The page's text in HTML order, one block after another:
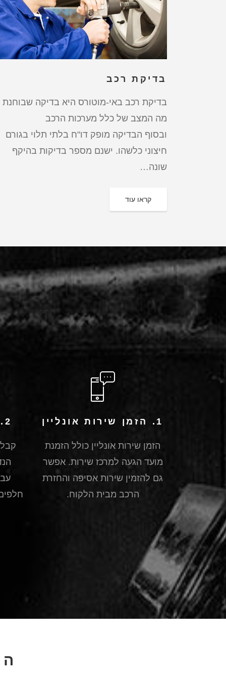
בדיקת רכב
בדיקת רכב באי-מוטורס היא בדיקה שבוחנת
מה המצב של כלל מערכות הרכב
ובסוף הבדיקה מופק דו"ח בלתי תלוי בגורם
חיצוני כלשהו. ישנם מספר בדיקות בהיקף
שונה…
קראו עוד
1. הזמן שירות אונליין
הזמן שירות אונליין כולל הזמנת
מועד הגעה למרכז שירות. אפשר
גם להזמין שירות אסיפה והחזרת
הרכב מבית הלקוח.
2. קבל הצעת מחיר